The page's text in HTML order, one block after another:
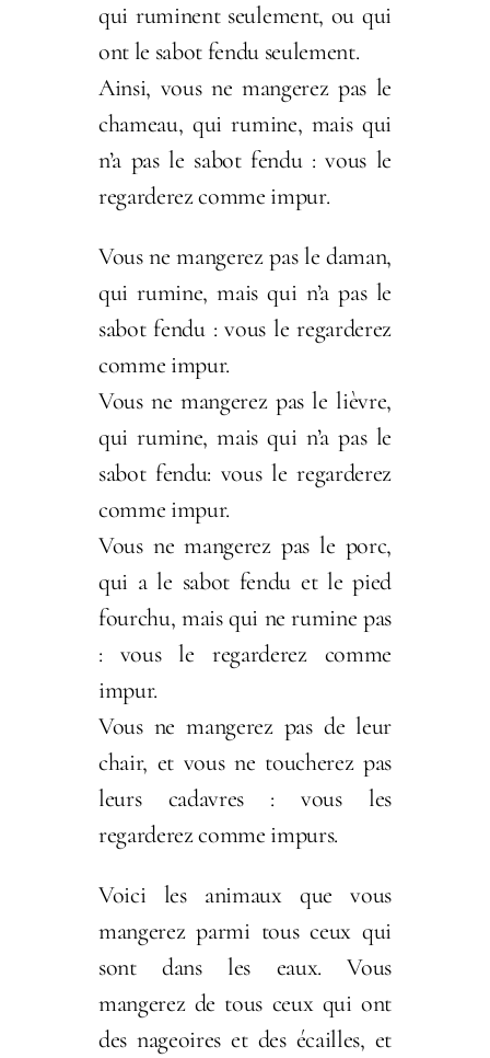
qui ruminent seulement, ou qui
ont le sabot fendu seulement.
Ainsi, vous ne mangerez pas le
chameau, qui rumine, mais qui
n’a pas le sabot fendu : vous le
regarderez comme impur.
Vous ne mangerez pas le daman,
qui rumine, mais qui n’a pas le
sabot fendu : vous le regarderez
comme impur.
Vous ne mangerez pas le lièvre,
qui rumine, mais qui n’a pas le
sabot fendu: vous le regarderez
comme impur.
Vous ne mangerez pas le porc,
qui a le sabot fendu et le pied
fourchu, mais qui ne rumine pas
: vous le regarderez comme
impur.
Vous ne mangerez pas de leur
chair, et vous ne toucherez pas
leurs cadavres : vous les
regarderez comme impurs.
Voici les animaux que vous
mangerez parmi tous ceux qui
sont dans les eaux. Vous
mangerez de tous ceux qui ont
des nageoires et des écailles, et